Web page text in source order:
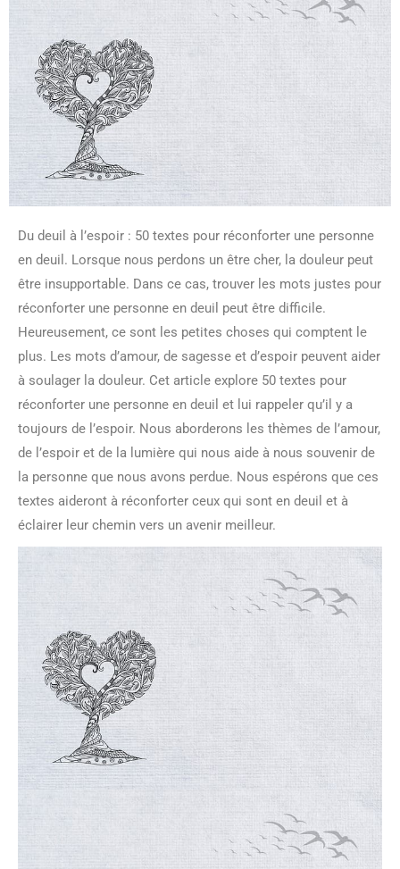
Du deuil à l’espoir : 50 textes pour réconforter une personne
en deuil. Lorsque nous perdons un être cher, la douleur peut
être insupportable. Dans ce cas, trouver les mots justes pour
réconforter une personne en deuil peut être difficile.
Heureusement, ce sont les petites choses qui comptent le
plus. Les mots d’amour, de sagesse et d’espoir peuvent aider
à soulager la douleur. Cet article explore 50 textes pour
réconforter une personne en deuil et lui rappeler qu’il y a
toujours de l’espoir. Nous aborderons les thèmes de l’amour,
de l’espoir et de la lumière qui nous aide à nous souvenir de
la personne que nous avons perdue. Nous espérons que ces
textes aideront à réconforter ceux qui sont en deuil et à
éclairer leur chemin vers un avenir meilleur.